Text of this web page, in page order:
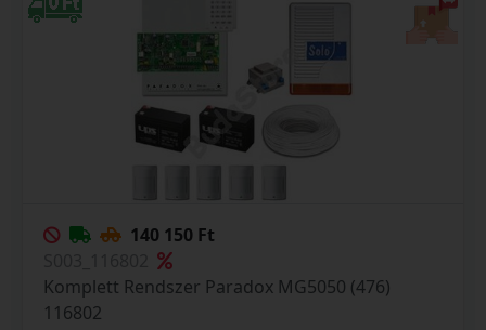
140 150 Ft
Komplett Rendszer Paradox MG5050 (476)
116802